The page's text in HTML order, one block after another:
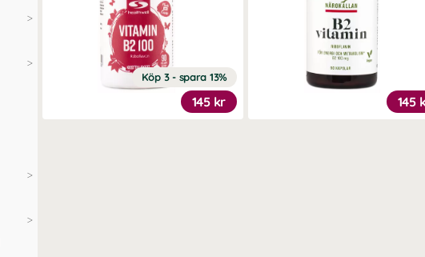
Visste du att …
Vitamin B2 kan förstöras vid längre uppvärmning? Därför kan kokade
halter av vitaminet än de ursprungliga råvarorna.
Köp 3 - spara 13%
145 kr 145